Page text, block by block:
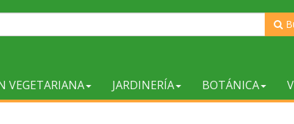
VEGETARIANA JARDINERÍA BOTÁNICA